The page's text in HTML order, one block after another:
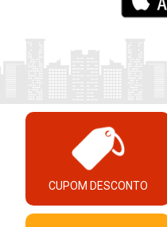
CUPOM DESCONTO